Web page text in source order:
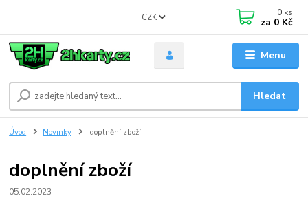
Menu
CZK
Hledat
0 ks
za 0 Kč
Úvod Novinky doplnění zboží
doplnění zboží
05.02.2023